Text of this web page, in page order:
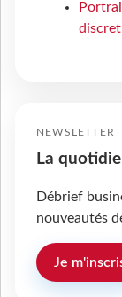
discret
NEWSLETTER
La
Débrief
nouveautés
Je